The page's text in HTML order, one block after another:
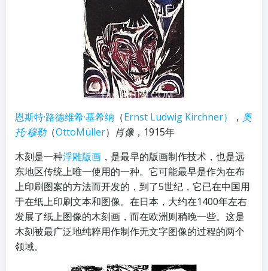
恩斯特·路德维希·基希纳 （Ernst Ludwig Kirchner） ， 奥
托·穆勒（OttoMüller） 肖像 ，1915年
木刻是一种浮雕版画 ，是最早的版画制作技术，也是远
东地区传统上唯一使用的一种。它可能最早是作为在布
上印刷图案的方法而开发的，到了5世纪，它已在中国用
于在纸上印刷文本和图像。在日本，大约在1400年左右
发展了纸上图像的木刻画，而在欧洲则稍晚一些。这是
木刻被最广泛地纯粹用作制作无文字图像的过程的两个
领域。